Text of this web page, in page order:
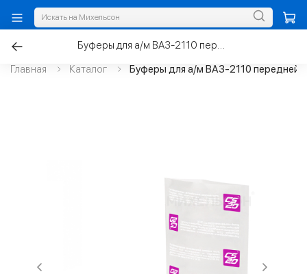
Главная Каталог Буферы для а/м ВАЗ-2110 передней